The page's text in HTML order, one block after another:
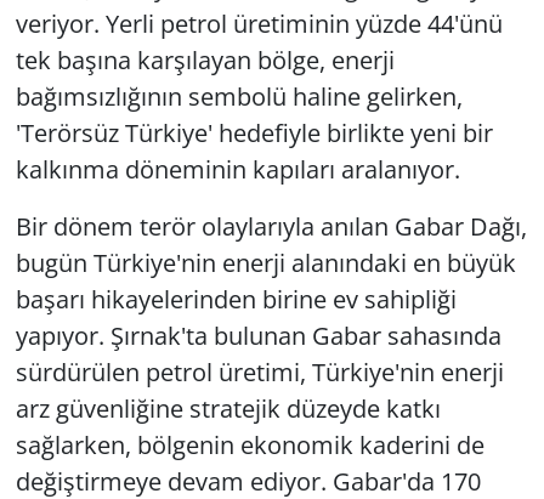
veriyor. Yerli petrol üretiminin yüzde 44'ünü
tek başına karşılayan bölge, enerji
bağımsızlığının sembolü haline gelirken,
'Terörsüz Türkiye' hedefiyle birlikte yeni bir
kalkınma döneminin kapıları aralanıyor.
Bir dönem terör olaylarıyla anılan Gabar Dağı,
bugün Türkiye'nin enerji alanındaki en büyük
başarı hikayelerinden birine ev sahipliği
yapıyor. Şırnak'ta bulunan Gabar sahasında
sürdürülen petrol üretimi, Türkiye'nin enerji
arz güvenliğine stratejik düzeyde katkı
sağlarken, bölgenin ekonomik kaderini de
değiştirmeye devam ediyor. Gabar'da 170